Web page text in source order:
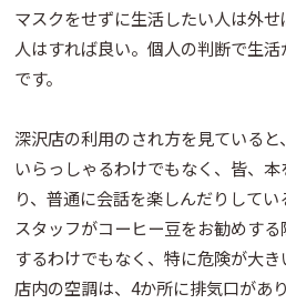
マスクをせずに生活したい人は外
人はすれば良い。個人の判断で生
です。
深沢店の利用のされ方を見ている
いらっしゃるわけでもなく、皆、
り、普通に会話を楽しんだりしてい
スタッフがコーヒー豆をお勧めす
するわけでもなく、特に危険が大き
店内の空調は、4か所に排気口があ